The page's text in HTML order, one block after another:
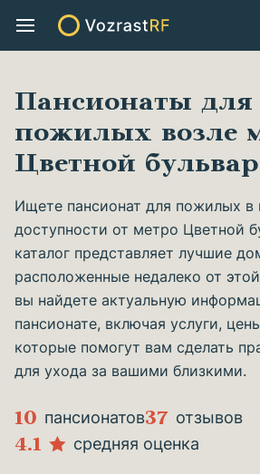
Пансионаты для
пожилых возле
Цветной бульвар
Ищете пансионат для пожилых в
доступности от метро Цветной
каталог представляет лучшие
расположенные недалеко от
вы найдете актуальную
пансионате, включая услуги,
которые помогут вам сделать
для ухода за вашими близкими.
10 пансионатов37 отзывов
4.1 средняя оценка